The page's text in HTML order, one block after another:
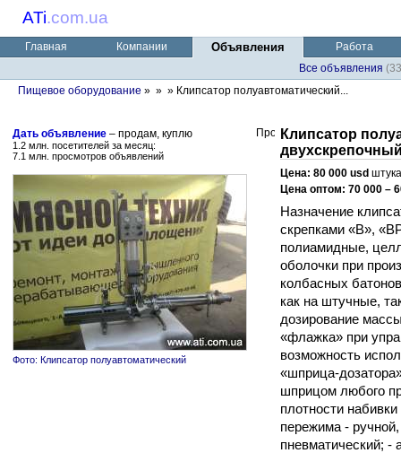
ATi.com.ua
Главная Компании Объявления
Работа
Все объявления
Пищевое оборудование » » » Клипсатор полуавтоматический...
Дать объявление – продам, куплю
1.2 млн. посетителей за месяц:
7.1 млн. просмотров объявлений
Фото: Клипсатор полуавтоматический
Клипсатор
Цена: 80 000 usd
Цена оптом: 70 000 –
Назначение
скрепками «В»,
полиамидные,
оболочки при
колбасных
как на штучные,
дозирование
«флажка» при
возможность
«шприца-
шприцом любого
плотности
пережима -
пневматический; -